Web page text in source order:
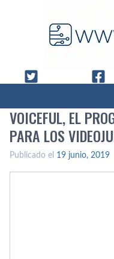
VOICEFUL, EL
PARA LOS
Publicado el 19 junio, 2019